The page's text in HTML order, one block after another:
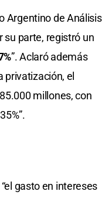
Argentino de Análisis
su parte, registró un
”. Aclaró además
privatización, el
millones, con
“el gasto en intereses